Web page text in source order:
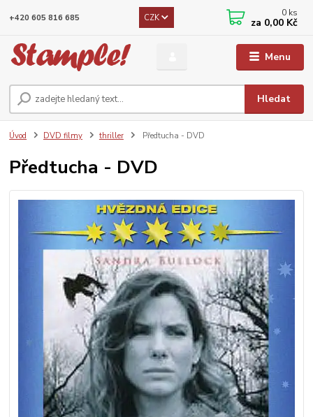
Menu
CZK
Hledat
+420 605 816 685 0 ks
za 0,00 Kč
Úvod DVD filmy thriller Předtucha - DVD
Předtucha - DVD